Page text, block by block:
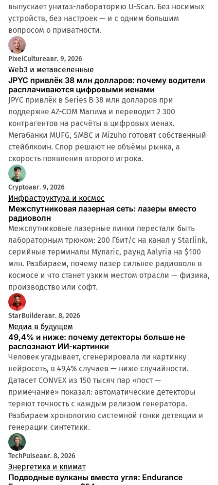
выпускает унитаз-лабораторию U-Scan. Без носимых
устройств, без настроек — и с одним большим
вопросом о приватности.
PixelCultureавг. 9, 2026
Web3 и метавселенные
JPYC привлёк 38 млн долларов: почему водители
расплачиваются цифровыми иенами
JPYC привлёк в Series B 38 млн долларов при
поддержке AZ-COM Maruwa и переводит 2 300
контрагентов на расчёты в цифровых иенах.
Мегабанки MUFG, SMBC и Mizuho готовят собственный
стейблкоин. Спор решают не объёмы рынка, а
скорость появления второго игрока.
Cryptoавг. 9, 2026
Инфраструктура и космос
Межспутниковая лазерная сеть: лазеры вместо
радиоволн
Межспутниковые лазерные линки перестали быть
лабораторным трюком: 200 Гбит/с на канал у Starlink,
серийные терминалы Mynaric, раунд Aalyria на $100
млн. Разбираем, почему лазер сильнее радиоволн в
космосе и что станет узким местом отрасли — физика,
производство или софт.
StarBuilderавг. 8, 2026
Медиа в будущем
49,4% и ниже: почему детекторы больше не
распознают ИИ-картинки
Человек угадывает, сгенерировала ли картинку
нейросеть, в 49,4% случаев — ниже случайности.
Датасет CONVEX из 150 тысяч пар «пост —
примечание» показал: автоматические детекторы
теряют точность с каждым релизом генератора.
Разбираем хронологию системной гонки детекции и
генерации синтетики.
TechPulseавг. 8, 2026
Энергетика и климат
Подводные вулканы вместо угля: Endurance